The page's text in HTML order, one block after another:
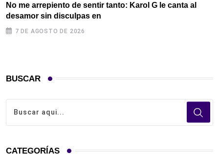
No me arrepiento de sentir tanto: Karol G le canta al
desamor sin disculpas en
7 DE AGOSTO DE 2026
BUSCAR
CATEGORÍAS